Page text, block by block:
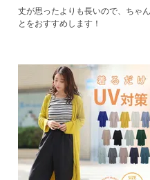
丈が思ったよりも長いので、ちゃ
とをおすすめします！